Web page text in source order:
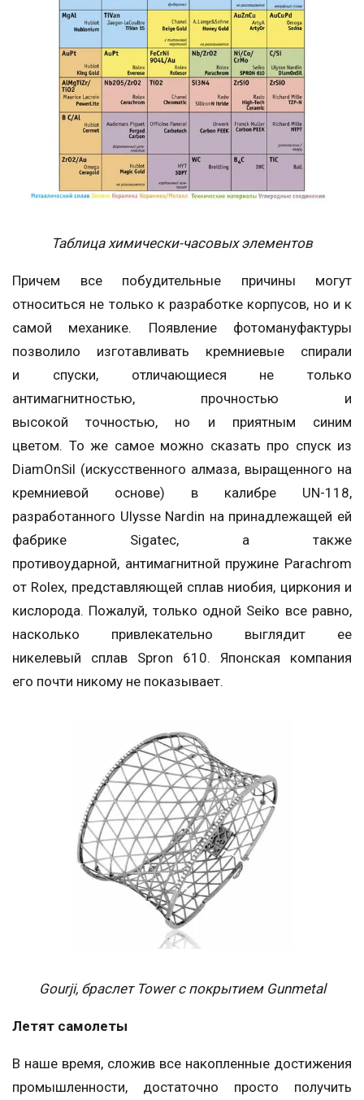
Таблица химически-часовых элементов
Причем все побудительные причины могут
относиться не только к разработке корпусов, но и к
самой механике. Появление фотомануфактуры
позволило изготавливать кремниевые спирали
и спуски, отличающиеся не только
антимагнитностью, прочностью и
высокой точностью, но и приятным синим
цветом. То же самое можно сказать про спуск из
DiamOnSil (искусственного алмаза, выращенного на
кремниевой основе) в калибре UN-118,
разработанного Ulysse Nardin на принадлежащей ей
фабрике Sigatec, а также
противоударной, антимагнитной пружине Parachrom
от Rolex, представляющей сплав ниобия, циркония и
кислорода. Пожалуй, только одной Seiko все равно,
насколько привлекательно выглядит ее
никелевый сплав Spron 610. Японская компания
его почти никому не показывает.
Gourji, браслет Tower c покрытием Gunmetal
Летят самолеты
В наше время, сложив все накопленные достижения
промышленности, достаточно просто получить